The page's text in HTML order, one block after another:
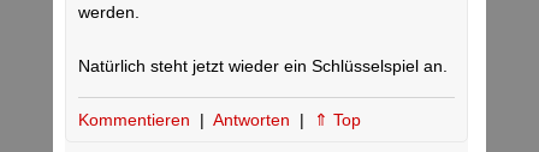
werden.
Natürlich steht jetzt wieder ein Schlüsselspiel an.
Kommentieren | Antworten | ⇑ Top